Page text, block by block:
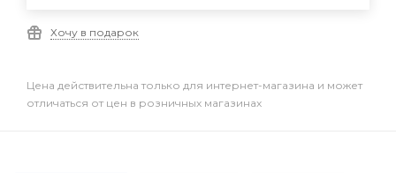
Хочу в подарок
Цена действительна только для интернет-магазина и может
отличаться от цен в розничных магазинах